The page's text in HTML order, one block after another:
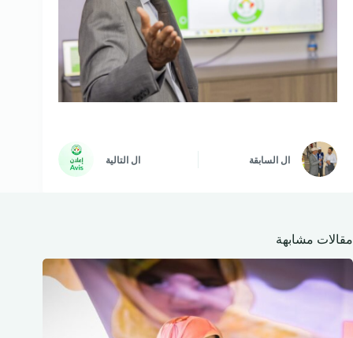
ال السابقة ال التالية
مقالات مشابهة